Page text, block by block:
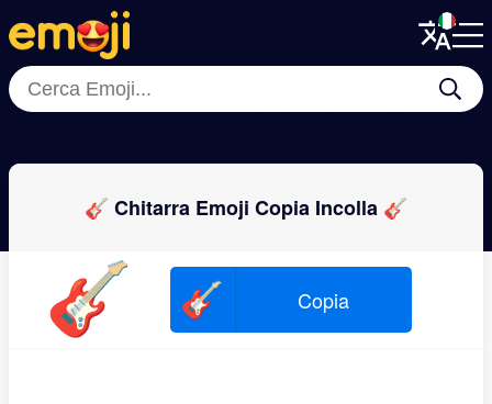
Menu
Close
Menu
Close
🎸 Chitarra Emoji Copia Incolla 🎸
🎸 🎸 Copia